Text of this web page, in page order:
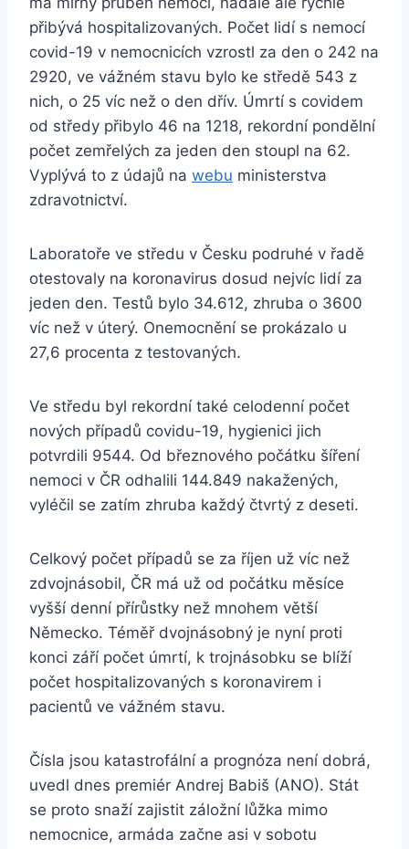
přibývá hospitalizovaných. Počet lidí s nemocí
covid-19 v nemocnicích vzrostl za den o 242 na
2920, ve vážném stavu bylo ke středě 543 z
nich, o 25 víc než o den dřív. Úmrtí s covidem
od středy přibylo 46 na 1218, rekordní pondělní
počet zemřelých za jeden den stoupl na 62.
Vyplývá to z údajů na webu ministerstva
zdravotnictví.
Laboratoře ve středu v Česku podruhé v řadě
otestovaly na koronavirus dosud nejvíc lidí za
jeden den. Testů bylo 34.612, zhruba o 3600
víc než v úterý. Onemocnění se prokázalo u
27,6 procenta z testovaných.
Ve středu byl rekordní také celodenní počet
nových případů covidu-19, hygienici jich
potvrdili 9544. Od březnového počátku šíření
nemoci v ČR odhalili 144.849 nakažených,
vyléčil se zatím zhruba každý čtvrtý z deseti.
Celkový počet případů se za říjen už víc než
zdvojnásobil, ČR má už od počátku měsíce
vyšší denní přírůstky než mnohem větší
Německo. Téměř dvojnásobný je nyní proti
konci září počet úmrtí, k trojnásobku se blíží
počet hospitalizovaných s koronavirem i
pacientů ve vážném stavu.
Čísla jsou katastrofální a prognóza není dobrá,
uvedl dnes premiér Andrej Babiš (ANO). Stát
se proto snaží zajistit záložní lůžka mimo
nemocnice, armáda začne asi v sobotu